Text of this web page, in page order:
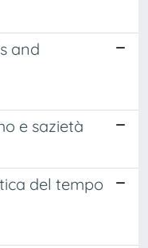
and
e sazietà
del tempo